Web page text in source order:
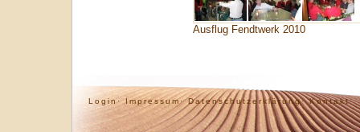
Ausflug Fendtwerk 2010
Login· Impressum· Datenschutzerklärung· Kontakt·